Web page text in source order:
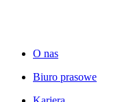
O nas
Biuro prasowe